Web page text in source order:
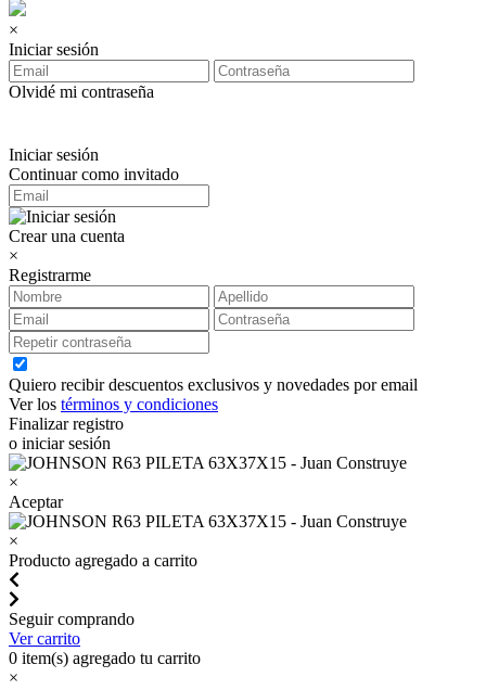
×
Iniciar sesión
Olvidé mi contraseña
Iniciar sesión
Continuar como invitado
Crear una cuenta
×
Registrarme
Quiero recibir descuentos exclusivos y novedades por email
Ver los términos y condiciones
Finalizar registro
o iniciar sesión
×
Aceptar
×
Producto agregado a carrito
Seguir comprando
Ver carrito
0 item(s) agregado tu carrito
×